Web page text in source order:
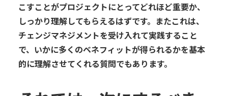
こすことがプロジェクトにとってどれほど重要か、
しっかり理解してもらえるはずです。 またこれは、
チェンジマネジメントを受け入れて実践すること
で、いかに多くのベネフィットが得られるかを基本
的に理解させてくれる質問でもあります。